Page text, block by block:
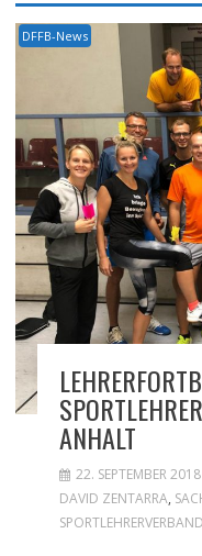
DFFB-News
ANHALT
22. SEPTEMBER 2018
DAVID ZENTARRA,
SPORTLEHRERVERBAND